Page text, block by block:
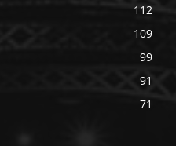
112
109
99
91
71